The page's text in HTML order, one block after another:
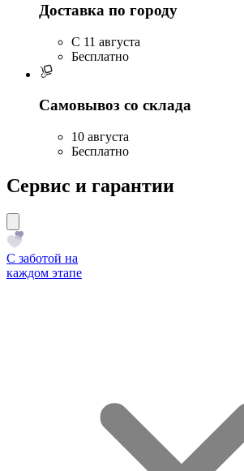
Доставка по городу
C 11 августа
Бесплатно
Самовывоз со склада
10 августа
Бесплатно
Сервис и гарантии
С заботой на
каждом этапе